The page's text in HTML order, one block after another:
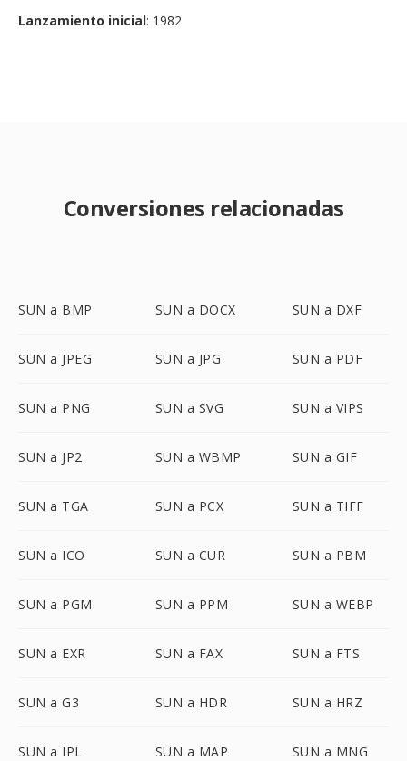
Lanzamiento inicial: 1982
Conversiones relacionadas
SUN a BMP SUN a DOCX SUN a DXF
SUN a JPEG SUN a JPG SUN a PDF
SUN a PNG SUN a SVG SUN a VIPS
SUN a JP2 SUN a WBMP SUN a GIF
SUN a TGA SUN a PCX SUN a TIFF
SUN a ICO SUN a CUR SUN a PBM
SUN a PGM SUN a PPM SUN a WEBP
SUN a EXR SUN a FAX SUN a FTS
SUN a G3 SUN a HDR SUN a HRZ
SUN a IPL SUN a MAP SUN a MNG